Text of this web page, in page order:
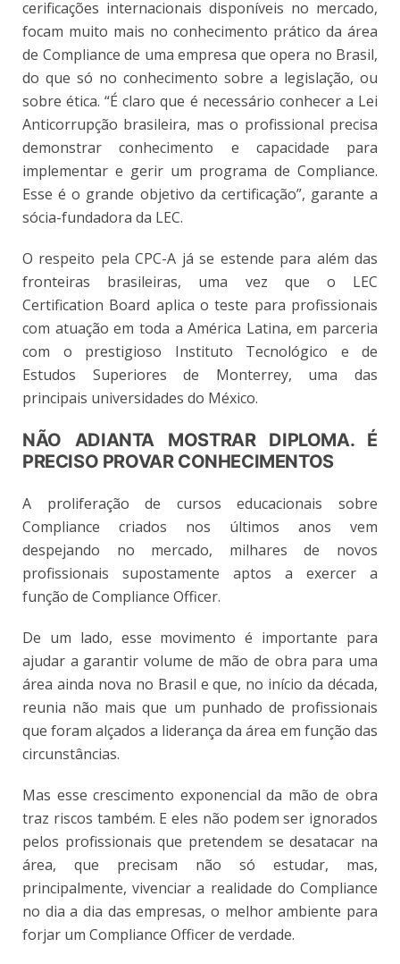
cerificações internacionais disponíveis no mercado,
focam muito mais no conhecimento prático da área
de Compliance de uma empresa que opera no Brasil,
do que só no conhecimento sobre a legislação, ou
sobre ética. “É claro que é necessário conhecer a Lei
Anticorrupção brasileira, mas o profissional precisa
demonstrar conhecimento e capacidade para
implementar e gerir um programa de Compliance.
Esse é o grande objetivo da certificação”, garante a
sócia-fundadora da LEC.
O respeito pela CPC-A já se estende para além das
fronteiras brasileiras, uma vez que o LEC
Certification Board aplica o teste para profissionais
com atuação em toda a América Latina, em parceria
com o prestigioso Instituto Tecnológico e de
Estudos Superiores de Monterrey, uma das
principais universidades do México.
NÃO ADIANTA MOSTRAR DIPLOMA. É
PRECISO PROVAR CONHECIMENTOS
A proliferação de cursos educacionais sobre
Compliance criados nos últimos anos vem
despejando no mercado, milhares de novos
profissionais supostamente aptos a exercer a
função de Compliance Officer.
De um lado, esse movimento é importante para
ajudar a garantir volume de mão de obra para uma
área ainda nova no Brasil e que, no início da década,
reunia não mais que um punhado de profissionais
que foram alçados a liderança da área em função das
circunstâncias.
Mas esse crescimento exponencial da mão de obra
traz riscos também. E eles não podem ser ignorados
pelos profissionais que pretendem se desatacar na
área, que precisam não só estudar, mas,
principalmente, vivenciar a realidade do Compliance
no dia a dia das empresas, o melhor ambiente para
forjar um Compliance Officer de verdade.